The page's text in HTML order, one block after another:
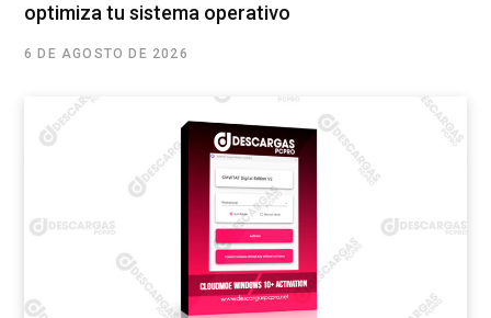
optimiza tu sistema operativo
6 DE AGOSTO DE 2026